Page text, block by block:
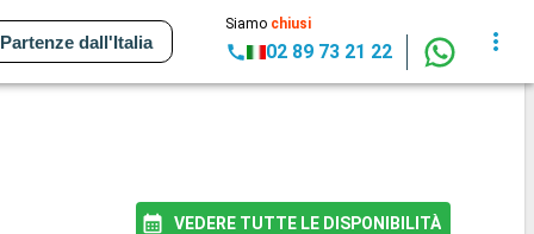
Partenze dall'Italia
Siamo chiusi
02 89 73 21 22
VEDERE TUTTE LE DISPONIBILITÀ